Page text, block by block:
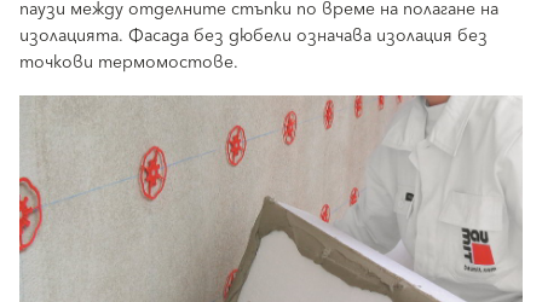
паузи между отделните стъпки по време на полагане на
изолацията. Фасада без дюбели означава изолация без
точкови термомостове.